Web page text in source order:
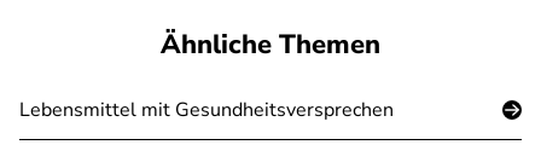
Ähnliche Themen
Lebensmittel mit Gesundheitsversprechen